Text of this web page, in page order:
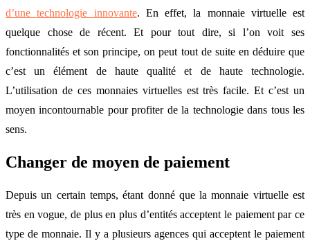
d’une technologie innovante. En effet, la monnaie virtuelle est
quelque chose de récent. Et pour tout dire, si l’on voit ses
fonctionnalités et son principe, on peut tout de suite en déduire que
c’est un élément de haute qualité et de haute technologie.
L’utilisation de ces monnaies virtuelles est très facile. Et c’est un
moyen incontournable pour profiter de la technologie dans tous les
sens.
Changer de moyen de paiement
Depuis un certain temps, étant donné que la monnaie virtuelle est
très en vogue, de plus en plus d’entités acceptent le paiement par ce
type de monnaie. Il y a plusieurs agences qui acceptent le paiement